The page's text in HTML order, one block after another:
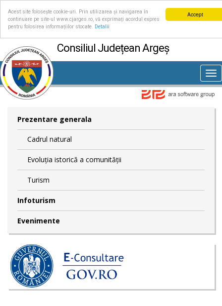
Accept
Acest site folosește cookie-uri. Prin utilizarea și navigarea în
continuare pe site-ul www.cjarges.ro, vă exprimați acordul expres
pentru folosirea informațiilor stocate.
Detalii
Consiliul Județean Argeș
Prezentare generala
Cadrul natural
Evoluția istorică a comunității
Turism
Infoturism
Evenimente